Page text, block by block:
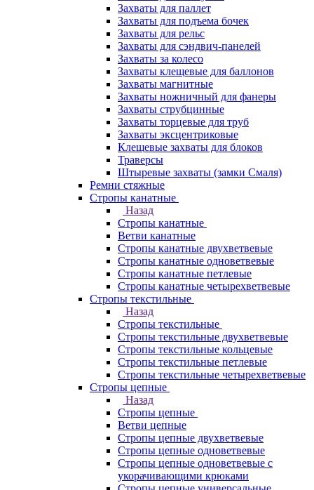
Захваты для паллет
Захваты для подъема бочек
Захваты для рельс
Захваты для сэндвич-панелей
Захваты за колесо
Захваты клещевые для баллонов
Захваты магнитные
Захваты ножничный для фанеры
Захваты струбцинные
Захваты торцевые для труб
Захваты эксцентриковые
Клещевые захваты для блоков
Траверсы
Штыревые захваты (замки Смаля)
Ремни стяжные
Стропы канатные
Назад
Стропы канатные
Ветви канатные
Стропы канатные двухветвевые
Стропы канатные одноветвевые
Стропы канатные петлевые
Стропы канатные четырехветвевые
Стропы текстильные
Назад
Стропы текстильные
Стропы текстильные двухветвевые
Стропы текстильные кольцевые
Стропы текстильные петлевые
Стропы текстильные четырехветвевые
Стропы цепные
Назад
Стропы цепные
Ветви цепные
Стропы цепные двухветвевые
Стропы цепные одноветвевые
Стропы цепные одноветвевые с
укорачивающими крюками